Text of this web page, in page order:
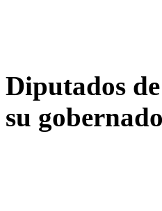
Diputados
su